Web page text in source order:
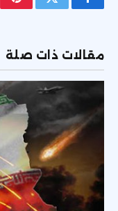
فيسبوكتويتر
مقالات ذات صلة